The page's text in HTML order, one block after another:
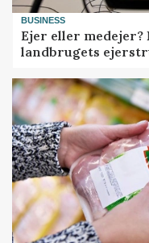
BUSINESS
Ejer eller
landbrugets